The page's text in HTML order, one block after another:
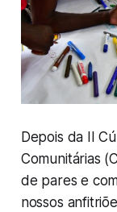
Depois da II
Comunitárias
de pares e
nossos